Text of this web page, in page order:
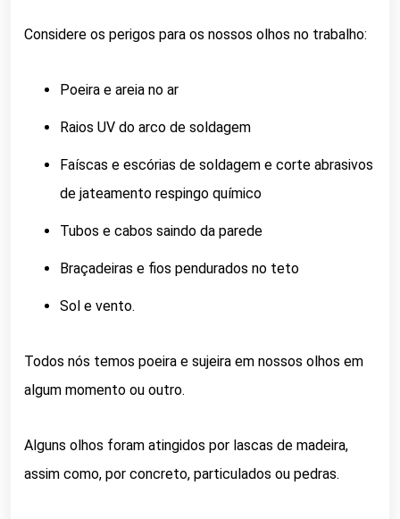
Considere os perigos para os nossos olhos no trabalho:
Poeira e areia no ar
Raios UV do arco de soldagem
Faíscas e escórias de soldagem e corte abrasivos
de jateamento respingo químico
Tubos e cabos saindo da parede
Braçadeiras e fios pendurados no teto
Sol e vento.
Todos nós temos poeira e sujeira em nossos olhos em
algum momento ou outro.
Alguns olhos foram atingidos por lascas de madeira,
assim como, por concreto, particulados ou pedras.